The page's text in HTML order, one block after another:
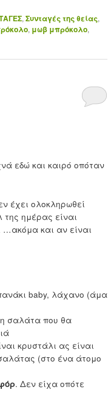
, Συνταγές της θείας,
, μωβ μπρόκολο,
εδώ και καιρό οπόταν
έχει ολοκληρωθεί
ημέρας είναι
…ακόμα και αν είναι
baby, λάχανο (άμα
σαλάτα που θα
κρυστάλι ας είναι
(στο ένα άτομο
. Δεν είχα οπότε